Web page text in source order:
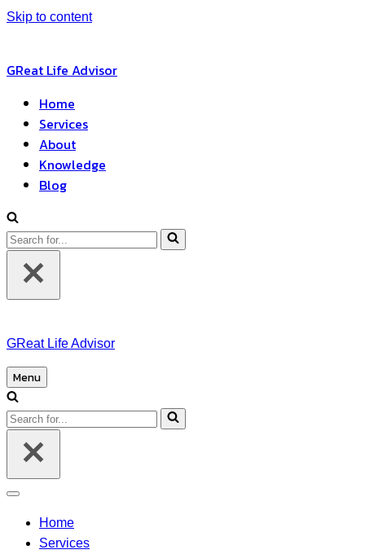
Skip to content
GReat Life Advisor
Home
Services
About
Knowledge
Blog
Search
for...
GReat Life Advisor
Menu
Navigation
Menu
Search
for...
Navigation
Menu
Home
Services